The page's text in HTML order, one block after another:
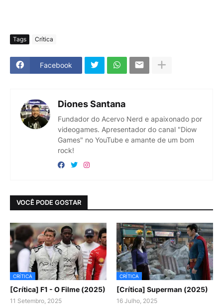
Tags Crítica
Facebook
Diones Santana
Fundador do Acervo Nerd e apaixonado por
videogames. Apresentador do canal "Diow
Games" no YouTube e amante de um bom
rock!
VOCÊ PODE GOSTAR
CRÍTICA
[Crítica] F1 - O Filme (2025)
11 Setembro, 2025
CRÍTICA
[Crítica] Superman (2025)
16 Julho, 2025